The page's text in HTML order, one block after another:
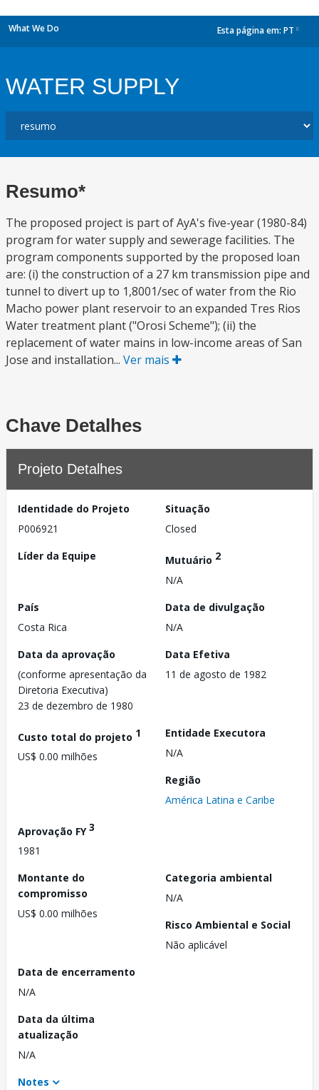
What We Do Esta página em: PT
WATER SUPPLY
Resumo*
The proposed project is part of AyA's five-year (1980-84)
program for water supply and sewerage facilities. The
program components supported by the proposed loan
are: (i) the construction of a 27 km transmission pipe and
tunnel to divert up to 1,8001/sec of water from the Rio
Macho power plant reservoir to an expanded Tres Rios
Water treatment plant ("Orosi Scheme"); (ii) the
replacement of water mains in low-income areas of San
Jose and installation... Ver mais
Chave Detalhes
Projeto Detalhes
Identidade do Projeto
P006921
Situação
Closed
Líder da Equipe
Mutuário 2
N/A
País
Costa Rica
Data de divulgação
N/A
Data da aprovação
(conforme apresentação da
Diretoria Executiva)
23 de dezembro de 1980
Data Efetiva
11 de agosto de 1982
Custo total do projeto 1
US$ 0.00 milhões
Entidade Executora
N/A
Região
América Latina e Caribe
Aprovação FY3
1981
Montante do
compromisso
US$ 0.00 milhões
Categoria ambiental
N/A
Risco Ambiental e Social
Não aplicável
Data de encerramento
N/A
Data da última
atualização
N/A
Notes